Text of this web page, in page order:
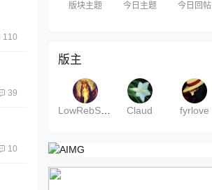
110
39
10
版块主题 今日主题 今日回帖
版主
LowRebSwrd Claud fyrlove